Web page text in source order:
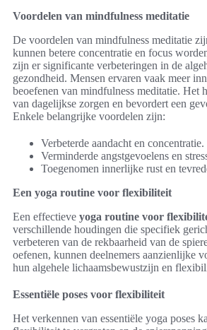
Voordelen van mindfulness meditatie
De voordelen van mindfulness meditatie
kunnen betere concentratie en focus
zijn er significante verbeteringen in de
gezondheid. Mensen ervaren vaak meer
beoefenen van mindfulness meditatie. Het
van dagelijkse zorgen en bevordert een
Enkele belangrijke voordelen zijn:
Verbeterde aandacht en concentratie.
Verminderde angstgevoelens en
Toegenomen innerlijke rust en
Een yoga routine voor flexibiliteit
Een effectieve yoga routine voor
verschillende houdingen die specifiek
verbeteren van de rekbaarheid van de
oefenen, kunnen deelnemers aanzienlijke
hun algehele lichaamsbewustzijn en
Essentiële poses voor flexibiliteit
Het verkennen van essentiële yoga poses